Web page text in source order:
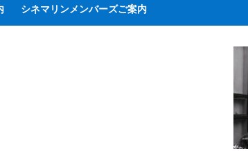
シネマリンメンバーズご案内